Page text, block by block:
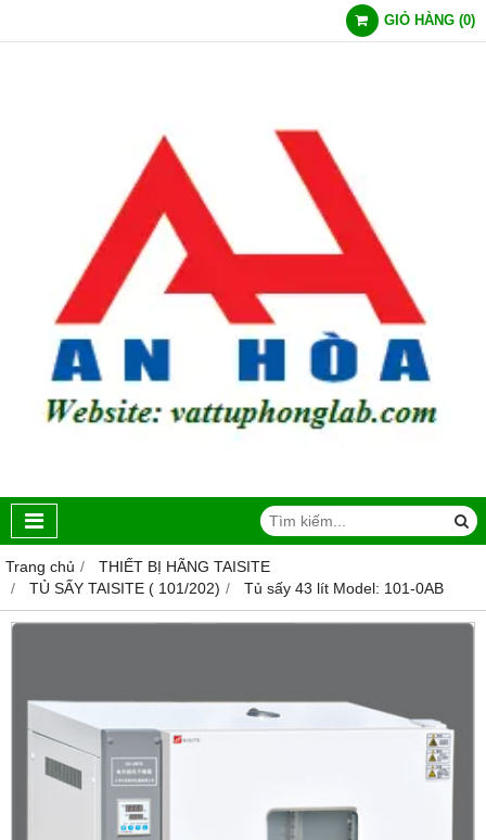
GIỎ HÀNG (0)
Trang chủ
THIẾT BỊ HÃNG TAISITE
TỦ SẤY TAISITE ( 101/202)
Tủ sấy 43 lít Model: 101-0AB